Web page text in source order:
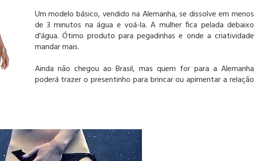
Um modelo básico, vendido na Alemanha, se dissolve em menos
de 3 minutos na água e voá-la. A mulher fica pelada debaixo
d'água. Ótimo produto para pegadinhas e onde a criatividade
mandar mais.
Ainda não chegou ao Brasil, mas quem for para a Alemanha
poderá trazer o presentinho para brincar ou apimentar a relação